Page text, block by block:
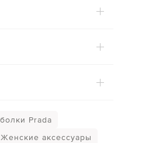
Prada
Женские аксессуары